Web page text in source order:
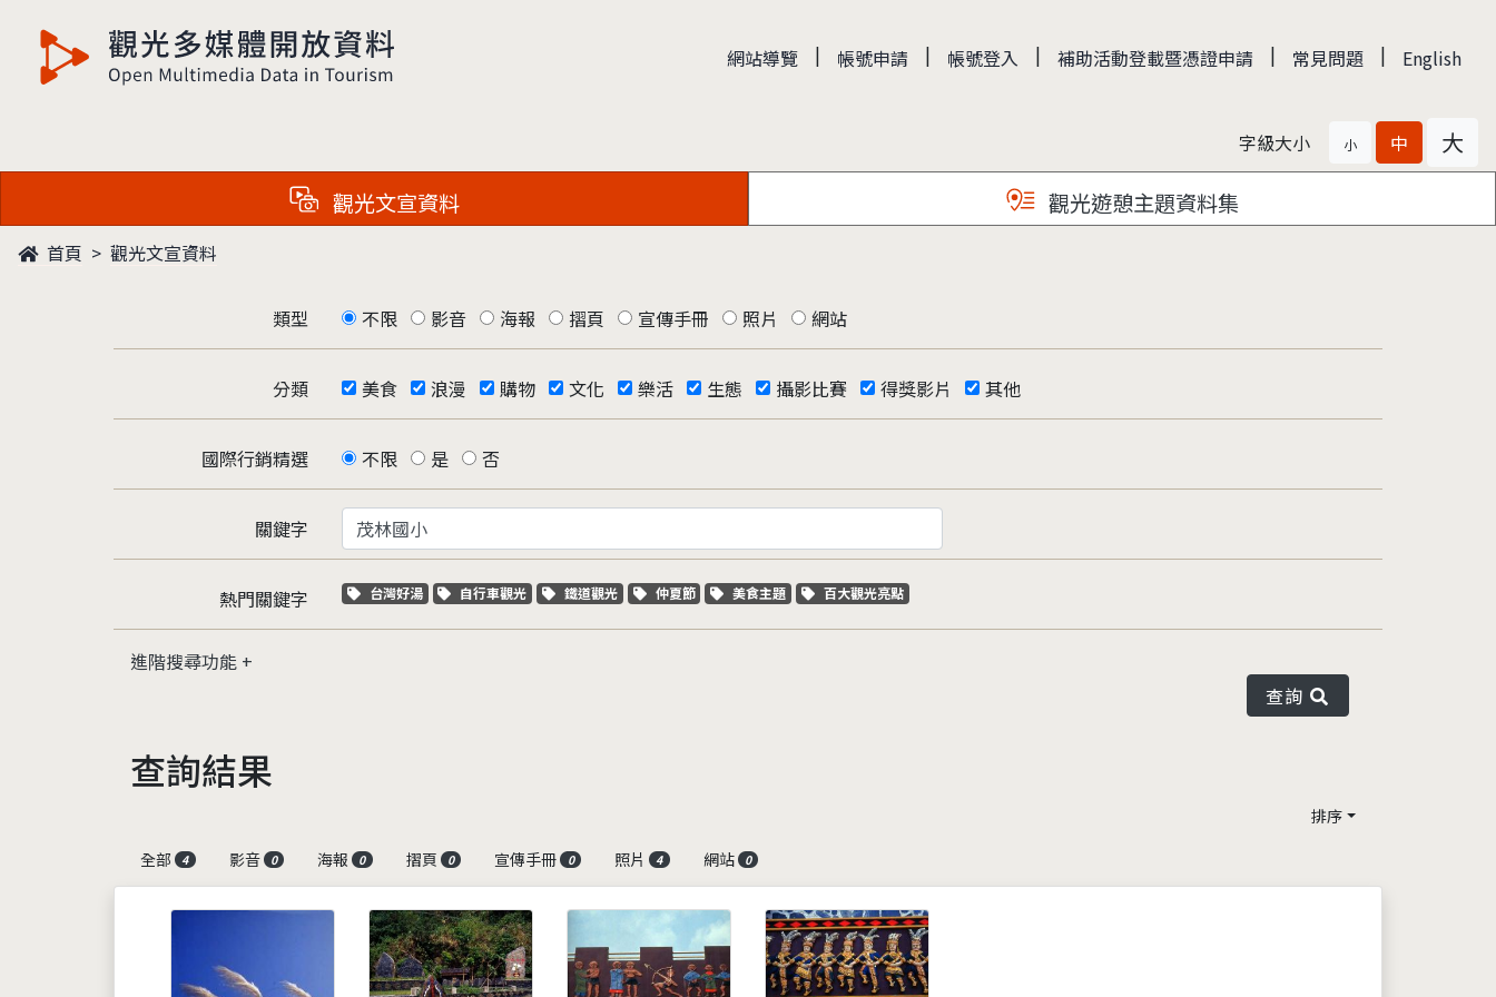
觀光多媒體開放資料 網站導覽 | 帳號申請 | 帳號登入 | 補助活動登載暨憑證申請 | 常見問題 | English
字級大小 小 中 大
觀光文宣資料 觀光遊憩主題資料集
首頁 觀光文宣資料
類型 不限 影音 海報 摺頁 宣傳手冊 照片 網站
分類 美食 浪漫 購物 文化 樂活 生態 攝影比賽 得獎影片 其他
國際行銷精選 不限 是 否
關鍵字
熱門關鍵字 關鍵字標籤
台灣好湯 關鍵字標籤
自行車觀光 關鍵字標籤
鐵道觀光 關鍵字標籤
仲夏節 關鍵字標籤
美食主題 關鍵字標籤
百大觀光亮點
進階搜尋功能
查詢
查詢結果
排序
全部
4 影音 0 海報 0 摺頁 0 宣傳手冊 0 照片 4 網站 0